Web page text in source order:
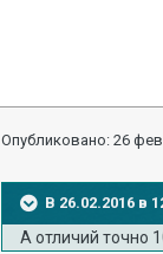
Опубликовано:26 фев
В 26.02.2016 в
А отличий точно